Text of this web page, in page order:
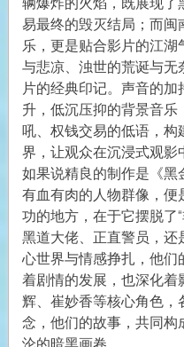
易最终的毁灭结局；而
乐，更是贴合影片的江
与悲凉、浊世的荒诞与无
片的经典印记。声音的
升，低沉压抑的背景音
吼、权钱交易的低语，
界，让观众在沉浸式观影
如果说精良的制作是《黑
有血有肉的人物群像，
功的地方，在于它摆脱了
黑道大佬、正直警员，还
心世界与情感挣扎，他们
着剧情的发展，也深化着
辉、崔妙香等核心角色，
念，他们的故事，共同
沦的暗黑画卷。